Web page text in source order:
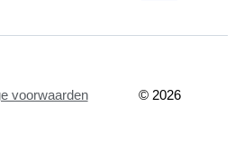
voorwaarden © 2026